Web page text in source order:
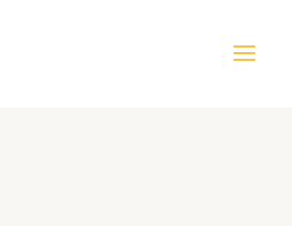
Menu